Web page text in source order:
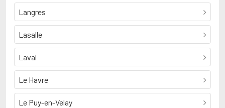
Langres
Lasalle
Laval
Le Havre
Le Puy-en-Velay